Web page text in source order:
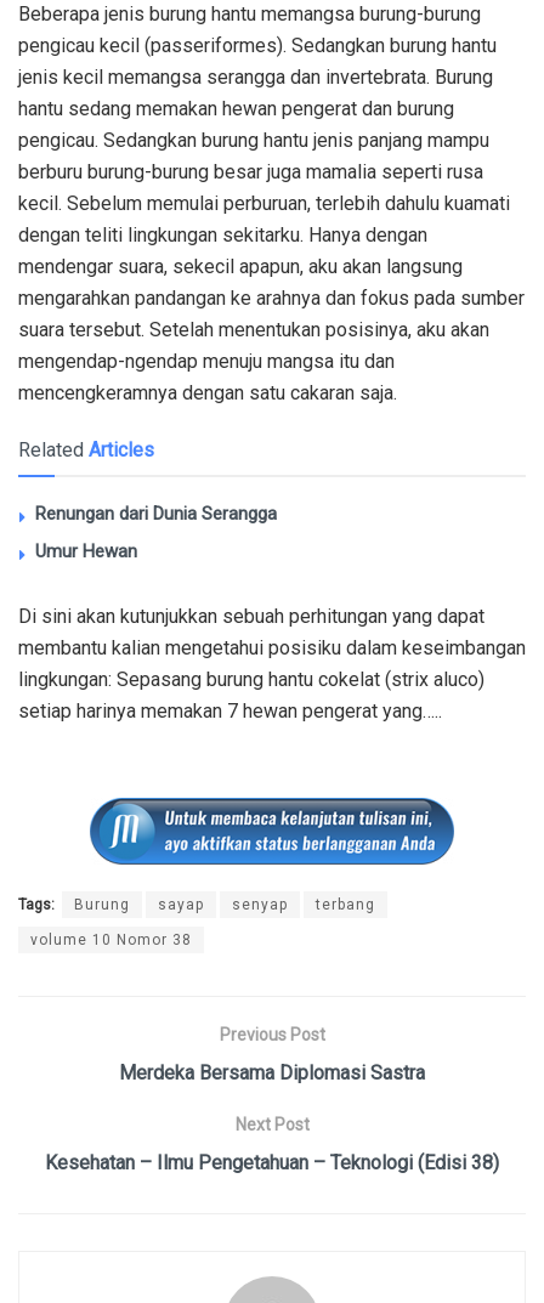
Beberapa jenis burung hantu memangsa burung-burung
pengicau kecil (passeriformes). Sedangkan burung hantu
jenis kecil memangsa serangga dan invertebrata. Burung
hantu sedang memakan hewan pengerat dan burung
pengicau. Sedangkan burung hantu jenis panjang mampu
berburu burung-burung besar juga mamalia seperti rusa
kecil. Sebelum memulai perburuan, terlebih dahulu kuamati
dengan teliti lingkungan sekitarku. Hanya dengan
mendengar suara, sekecil apapun, aku akan langsung
mengarahkan pandangan ke arahnya dan fokus pada sumber
suara tersebut. Setelah menentukan posisinya, aku akan
mengendap-ngendap menuju mangsa itu dan
mencengkeramnya dengan satu cakaran saja.
Related Articles
Renungan dari Dunia Serangga
Umur Hewan
Di sini akan kutunjukkan sebuah perhitungan yang dapat
membantu kalian mengetahui posisiku dalam keseimbangan
lingkungan: Sepasang burung hantu cokelat (strix aluco)
setiap harinya memakan 7 hewan pengerat yang…..
Tags: Burung sayap senyap terbang
volume 10 Nomor 38
Previous Post
Merdeka Bersama Diplomasi Sastra
Next Post
Kesehatan – Ilmu Pengetahuan – Teknologi (Edisi 38)